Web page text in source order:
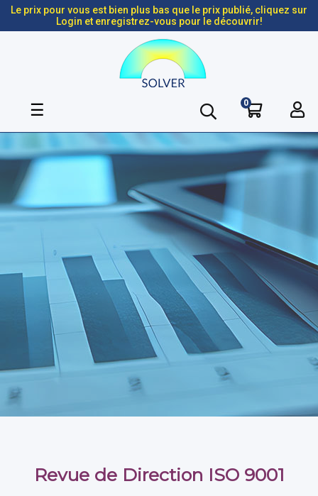
Le prix pour vous est bien plus bas que le prix publié, cliquez sur
Login et enregistrez-vous pour le découvrir!
Basculer
navigation
☰ 0
Revue de Direction ISO 9001